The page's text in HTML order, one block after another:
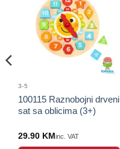
Sačuvaj
proizvod
3-5
100115 Raznobojni drveni
sat sa oblicima (3+)
29.90 KMinc. VAT